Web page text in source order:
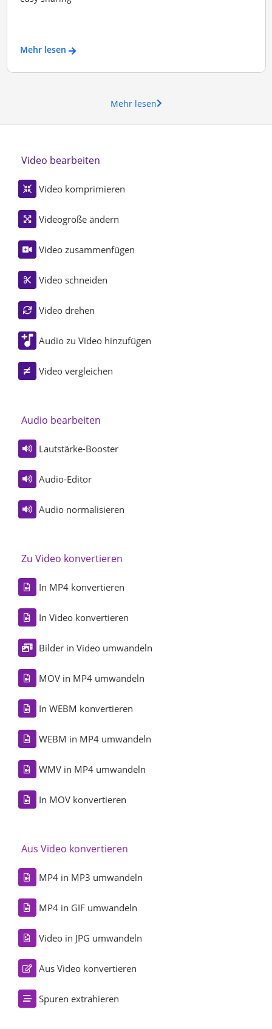
Mehr lesen
Mehr lesen
Video bearbeiten
Video komprimieren
Videogröße ändern
Video zusammenfügen
Video schneiden
Video drehen
Audio zu Video hinzufügen
Video vergleichen
Audio bearbeiten
Lautstärke-Booster
Audio-Editor
Audio normalisieren
Zu Video konvertieren
In MP4 konvertieren
In Video konvertieren
Bilder in Video umwandeln
MOV in MP4 umwandeln
In WEBM konvertieren
WEBM in MP4 umwandeln
WMV in MP4 umwandeln
In MOV konvertieren
Aus Video konvertieren
MP4 in MP3 umwandeln
MP4 in GIF umwandeln
Video in JPG umwandeln
Aus Video konvertieren
Spuren extrahieren